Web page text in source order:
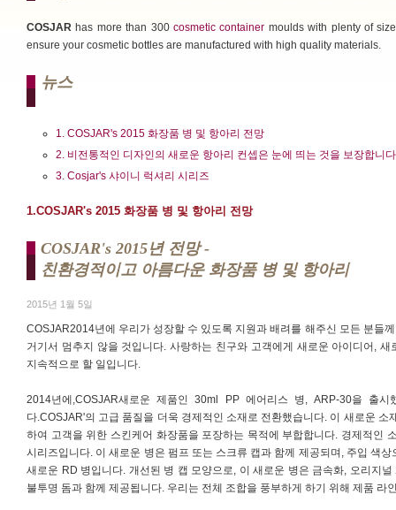
COSJAR has more than 300 cosmetic container moulds with plenty of
ensure your cosmetic bottles are manufactured with high quality materials.
뉴스
1. COSJAR's 2015 화장품 병 및 항아리 전망
2. 비전통적인 디자인의 새로운 항아리 컨셉은 눈에 띄는 것을 보장합니
3. Cosjar's 샤이니 럭셔리 시리즈
1.COSJAR's 2015 화장품 병 및 항아리 전망
COSJAR's 2015년 전망 -
친환경적이고 아름다운 화장품 병 및 항아리
2015년 1월 5일
COSJAR2014년에 우리가 성장할 수 있도록 지원과 배려를 해주신 모든 분들
거기서 멈추지 않을 것입니다. 사랑하는 친구와 고객에게 새로운 아이디어,
지속적으로 할 일입니다.
2014년에,COSJAR새로운 제품인 30ml PP 에어리스 병, ARP-30을 출
다.COSJAR'의 고급 품질을 더욱 경제적인 소재로 전환했습니다. 이 새로운
하여 고객을 위한 스킨케어 화장품을 포장하는 목적에 부합합니다. 경제적인
시리즈입니다. 이 새로운 병은 펌프 또는 스크류 캡과 함께 제공되며, 주입 색
새로운 RD 병입니다. 개선된 병 캡 모양으로, 이 새로운 병은 금속화, 오리지
불투명 돔과 함께 제공됩니다. 우리는 전체 조합을 풍부하게 하기 위해 제품 라